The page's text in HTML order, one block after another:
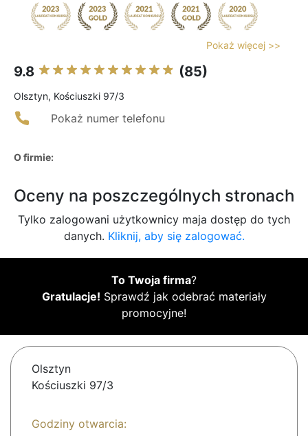
Pokaż więcej >>
9.8 (85)
Olsztyn, Kościuszki 97/3
Pokaż numer telefonu
O firmie:
Oceny na poszczególnych stronach
Tylko zalogowani użytkownicy maja dostęp do tych
danych. Kliknij, aby się zalogować.
To Twoja firma?
Gratulacje! Sprawdź jak odebrać materiały
promocyjne!
Olsztyn
Kościuszki 97/3
Godziny otwarcia: